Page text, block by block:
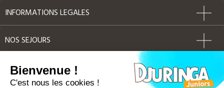
INFORMATIONS LEGALES
NOS SEJOURS
AUTRES
Bienvenue !
C'est nous les cookies !